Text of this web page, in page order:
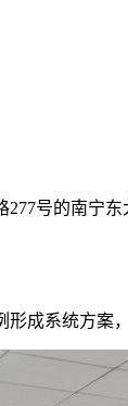
号的南宁
成系统方案